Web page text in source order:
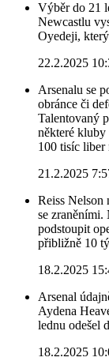
Výběr do 21
Newcastlu
Oyedeji,
22.2.2025
Arsenalu se
obránce či
Talentovaný
některé kluby
100 tisíc liber
21.2.2025
Reiss Nelson
se
podstoupit
přibližně 10
18.2.2025
Arsenal
Aydena
lednu odešel
18.2.2025